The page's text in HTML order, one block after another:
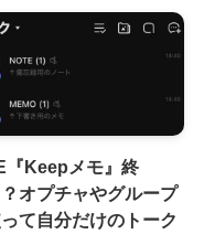
『Keepメモ』終
オプチャやグループ
て自分だけのトーク